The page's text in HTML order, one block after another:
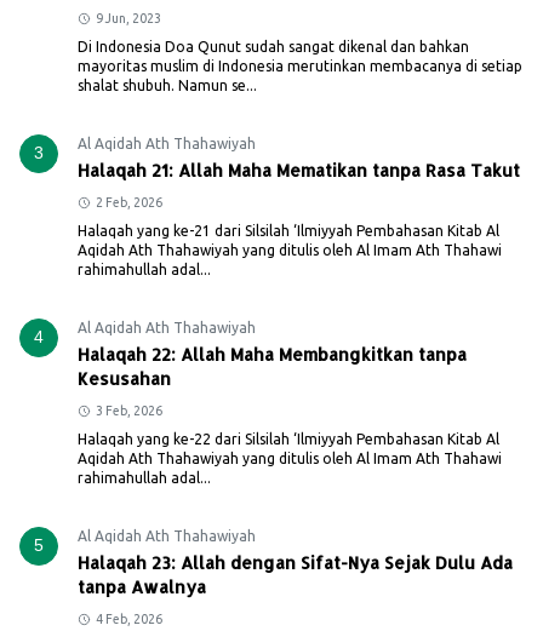
9 Jun, 2023
Di Indonesia Doa Qunut sudah sangat dikenal dan bahkan
mayoritas muslim di Indonesia merutinkan membacanya di setiap
shalat shubuh. Namun se...
3 Al Aqidah Ath Thahawiyah
Halaqah 21: Allah Maha Mematikan tanpa Rasa Takut
2 Feb, 2026
Halaqah yang ke-21 dari Silsilah ‘Ilmiyyah Pembahasan Kitab Al
Aqidah Ath Thahawiyah yang ditulis oleh Al Imam Ath Thahawi
rahimahullah adal...
4 Al Aqidah Ath Thahawiyah
Halaqah 22: Allah Maha Membangkitkan tanpa
Kesusahan
3 Feb, 2026
Halaqah yang ke-22 dari Silsilah ‘Ilmiyyah Pembahasan Kitab Al
Aqidah Ath Thahawiyah yang ditulis oleh Al Imam Ath Thahawi
rahimahullah adal...
5 Al Aqidah Ath Thahawiyah
Halaqah 23: Allah dengan Sifat-Nya Sejak Dulu Ada
tanpa Awalnya
4 Feb, 2026